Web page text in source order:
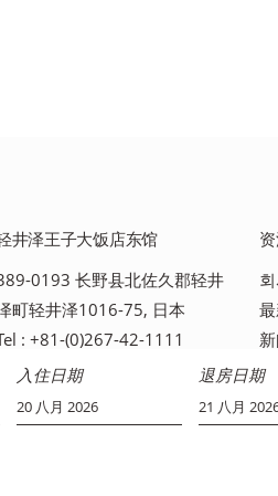
入住日期 退房日期
井泽王子大饭店东馆
0193 长野县北佐久郡轻井
町轻井泽1016-75, 日本
: +81-(0)267-42-1111
媒